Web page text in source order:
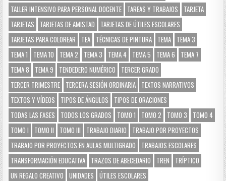
TALLER INTENSIVO PARA PERSONAL DOCENTE TAREAS Y TRABAJOS
TARJETA
TARJETAS
TARJETAS DE AMISTAD
TARJETAS DE ÚTILES ESCOLARES
TARJETAS PARA COLOREAR
TEA TÉCNICAS DE PINTURA TEMA TEMA 3
TEMA 1
TEMA 10 TEMA 2 TEMA 3 TEMA 4 TEMA 5 TEMA 6
TEMA 7
TEMA 8
TEMA 9 TENDEDERO NUMÉRICO
TERCER GRADO
TERCER TRIMESTRE TERCERA SESIÓN ORDINARIA TEXTOS NARRATIVOS
TEXTOS Y VÍDEOS
TIPOS DE ÁNGULOS
TIPOS DE ORACIONES
TODAS LAS FASES
TODOS LOS GRADOS TOMO 1 TOMO 2 TOMO 3
TOMO 4
TOMO I
TOMO II TOMO III TRABAJO DIARIO
TRABAJO POR PROYECTOS
TRABAJO POR PROYECTOS EN AULAS MULTIGRADO
TRABAJOS ESCOLARES
TRANSFORMACIÓN EDUCATIVA TRAZOS DE ABECEDARIO TREN
TRÍPTICO
UN REGALO CREATIVO
UNIDADES
ÚTILES ESCOLARES